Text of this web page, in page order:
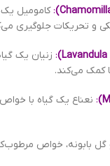
:کامومیل
و تحریکات جلوگیری
)
: زنیان یک
کمک می‌کند.
: نعناع یک گیاه با
گل بابونه، خواص